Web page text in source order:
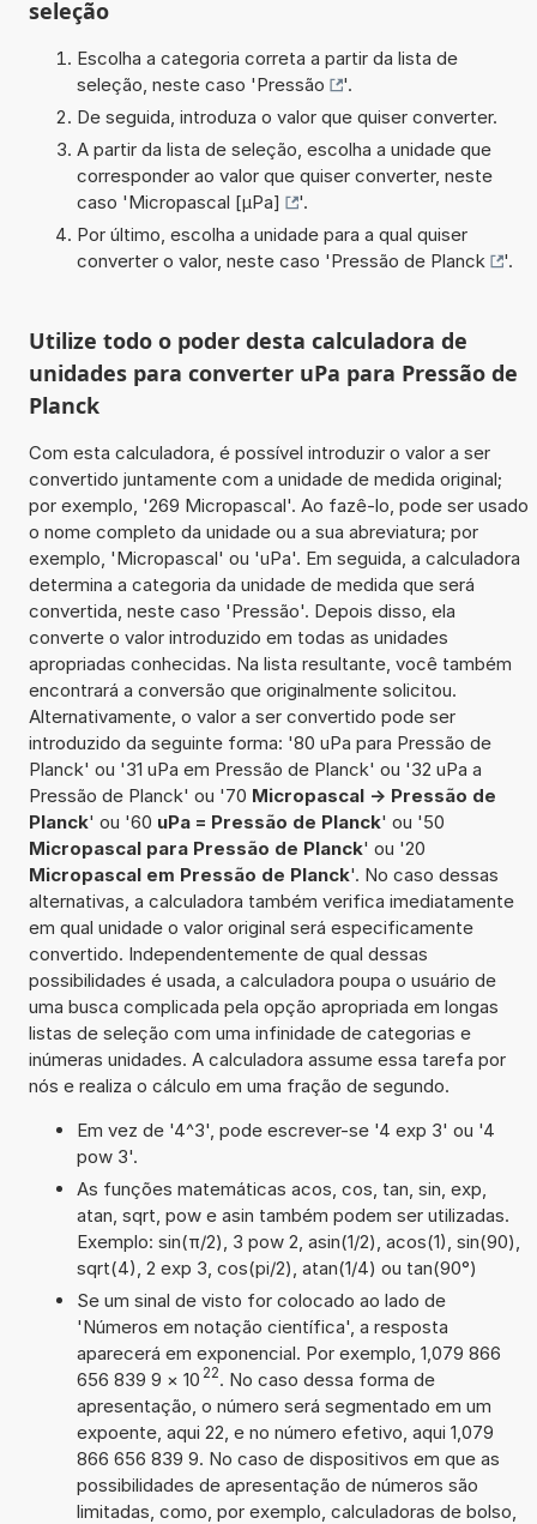
seleção
Escolha a categoria correta a partir da lista de
seleção, neste caso 'Pressão
'.
De seguida, introduza o valor que quiser converter.
A partir da lista de seleção, escolha a unidade que
corresponder ao valor que quiser converter, neste
caso 'Micropascal [µPa]
'.
Por último, escolha a unidade para a qual quiser
converter o valor, neste caso 'Pressão de Planck '.
Utilize todo o poder desta calculadora de
unidades para converter uPa para Pressão de
Planck
Com esta calculadora, é possível introduzir o valor a ser
convertido juntamente com a unidade de medida original;
por exemplo, '269 Micropascal'. Ao fazê-lo, pode ser usado
o nome completo da unidade ou a sua abreviatura; por
exemplo, 'Micropascal' ou 'uPa'. Em seguida, a calculadora
determina a categoria da unidade de medida que será
convertida, neste caso 'Pressão'. Depois disso, ela
converte o valor introduzido em todas as unidades
apropriadas conhecidas. Na lista resultante, você também
encontrará a conversão que originalmente solicitou.
Alternativamente, o valor a ser convertido pode ser
introduzido da seguinte forma: '80 uPa para Pressão de
Planck' ou '31 uPa em Pressão de Planck' ou '32 uPa a
Pressão de Planck' ou '70 Micropascal -> Pressão de
Planck' ou '60 uPa = Pressão de Planck' ou '50
Micropascal para Pressão de Planck' ou '20
Micropascal em Pressão de Planck'. No caso dessas
alternativas, a calculadora também verifica imediatamente
em qual unidade o valor original será especificamente
convertido. Independentemente de qual dessas
possibilidades é usada, a calculadora poupa o usuário de
uma busca complicada pela opção apropriada em longas
listas de seleção com uma infinidade de categorias e
inúmeras unidades. A calculadora assume essa tarefa por
nós e realiza o cálculo em uma fração de segundo.
Em vez de '4^3', pode escrever-se '4 exp 3' ou '4
pow 3'.
As funções matemáticas acos, cos, tan, sin, exp,
atan, sqrt, pow e asin também podem ser utilizadas.
Exemplo: sin(π/2), 3 pow 2, asin(1/2), acos(1), sin(90),
sqrt(4), 2 exp 3, cos(pi/2), atan(1/4) ou tan(90°)
Se um sinal de visto for colocado ao lado de
'Números em notação científica', a resposta
aparecerá em exponencial. Por exemplo, 1,079 866
656 839 9 × 10 22. No caso dessa forma de
apresentação, o número será segmentado em um
expoente, aqui 22, e no número efetivo, aqui 1,079
866 656 839 9. No caso de dispositivos em que as
possibilidades de apresentação de números são
limitadas, como, por exemplo, calculadoras de bolso,